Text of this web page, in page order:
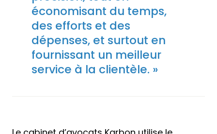
économisant du temps,
des efforts et des
dépenses, et surtout en
fournissant un meilleur
service à la clientèle. »